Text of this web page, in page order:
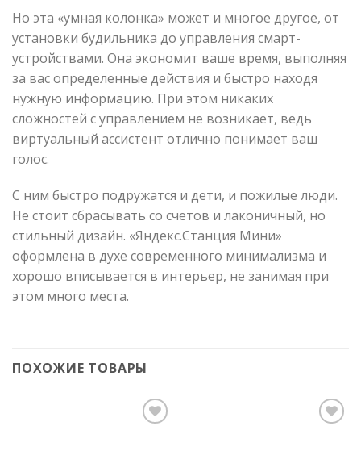
Но эта «умная колонка» может и многое другое, от
установки будильника до управления смарт-
устройствами. Она экономит ваше время, выполняя
за вас определенные действия и быстро находя
нужную информацию. При этом никаких
сложностей с управлением не возникает, ведь
виртуальный ассистент отлично понимает ваш
голос.
С ним быстро подружатся и дети, и пожилые люди.
Не стоит сбрасывать со счетов и лаконичный, но
стильный дизайн. «Яндекс.Станция Мини»
оформлена в духе современного минимализма и
хорошо вписывается в интерьер, не занимая при
этом много места.
ПОХОЖИЕ ТОВАРЫ